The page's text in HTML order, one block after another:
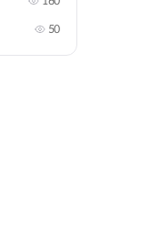
50